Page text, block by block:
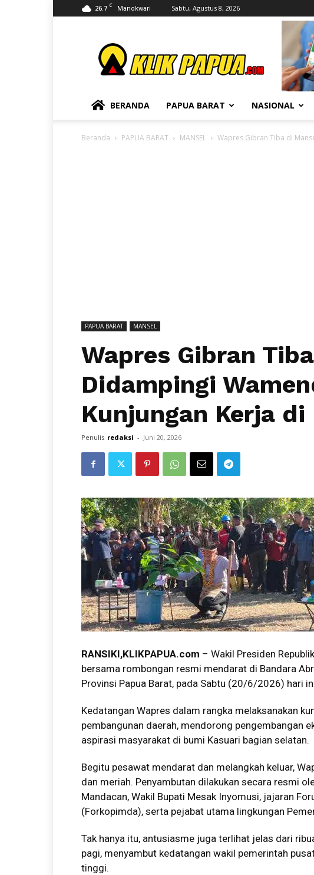
26.7 C Manokwari Sabtu, Agustus 8, 2026
BERANDA PAPUA BARAT NASIONAL
Beranda PAPUA BARAT MANSEL Wapres Gibran Tiba di
PAPUA BARAT MANSEL
Wapres Gibran
Didampingi
Kunjungan Kerja
Penulis redaksi - Juni 20, 2026
RANSIKI,KLIKPAPUA.com – Wakil Presiden
bersama rombongan resmi mendarat di Bandara
Provinsi Papua Barat, pada Sabtu (20/6/2026) hari
Kedatangan Wapres dalam rangka melaksanakan
pembangunan daerah, mendorong pengembangan
aspirasi masyarakat di bumi Kasuari bagian selatan.
Begitu pesawat mendarat dan melangkah keluar,
dan meriah. Penyambutan dilakukan secara resmi
Mandacan, Wakil Bupati Mesak Inyomusi, jajaran
(Forkopimda), serta pejabat utama lingkungan
Tak hanya itu, antusiasme juga terlihat jelas dari
pagi, menyambut kedatangan wakil pemerintah
tinggi.